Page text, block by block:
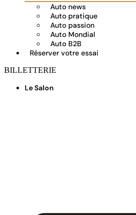
Auto news
Auto pratique
Auto passion
Auto Mondial
Auto B2B
Réserver votre essai
BILLETTERIE
Le Salon